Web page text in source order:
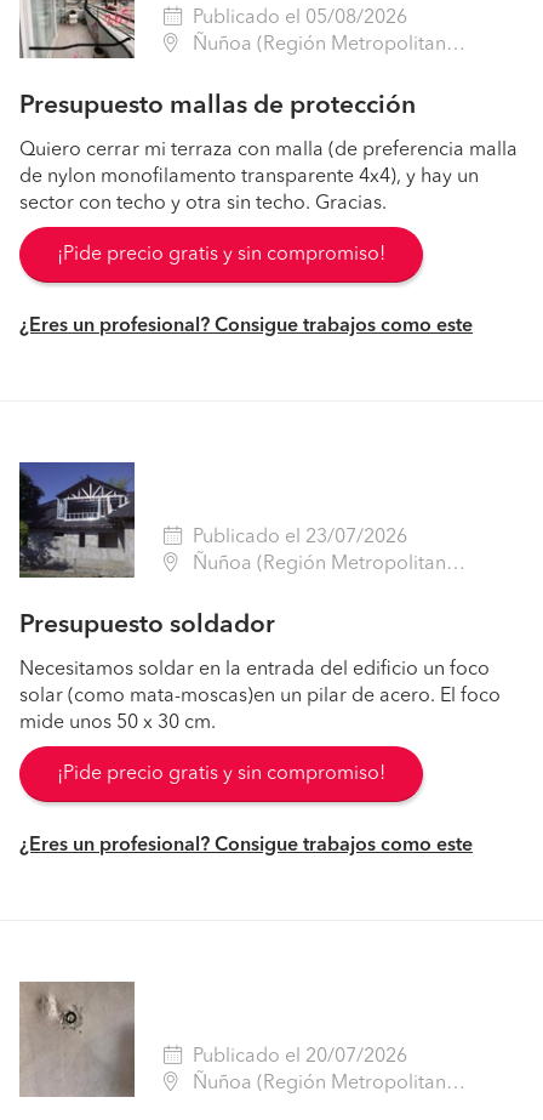
Publicado el 05/08/2026
Ñuñoa (Región Metropolitana - Santiago)
Presupuesto mallas de protección
Quiero cerrar mi terraza con malla (de preferencia malla
de nylon monofilamento transparente 4x4), y hay un
sector con techo y otra sin techo. Gracias.
¡Pide precio gratis y sin compromiso!
¿Eres un profesional? Consigue trabajos como este
Publicado el 23/07/2026
Ñuñoa (Región Metropolitana - Santiago)
Presupuesto soldador
Necesitamos soldar en la entrada del edificio un foco
solar (como mata-moscas)en un pilar de acero. El foco
mide unos 50 x 30 cm.
¡Pide precio gratis y sin compromiso!
¿Eres un profesional? Consigue trabajos como este
Publicado el 20/07/2026
Ñuñoa (Región Metropolitana - Santiago)